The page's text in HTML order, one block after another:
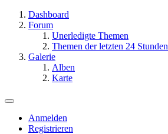
Dashboard
Forum
Unerledigte Themen
Themen der letzten 24 Stunden
Galerie
Alben
Karte
Anmelden
Registrieren